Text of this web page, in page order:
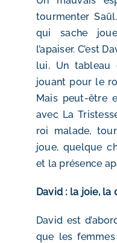
tourmenter
qui sache
l’apaiser. C’est
lui. Un tableau
jouant pour le
Mais peut-être
avec La
roi malade,
joue, quelque
et la présence
David : la joie, la
David est
que les